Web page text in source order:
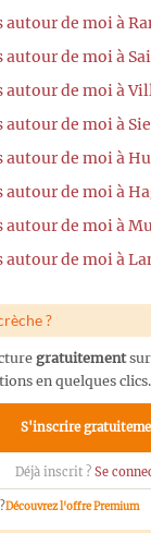
autour de moi à
autour de moi à
autour de moi à
autour de moi à
autour de moi à
autour de moi à
autour de moi à
autour de moi à
?
gratuitementsur
en quelques clics.
S'inscrire
Déjà inscrit ? Se
Découvrez l'offre Premium